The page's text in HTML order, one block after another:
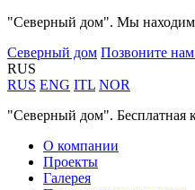
"Северный дом". Мы
Северный дом Позвоните
RUS
RUS ENG ITL NOR
"Северный дом". Бесплатная
О компании
Проекты
Галерея